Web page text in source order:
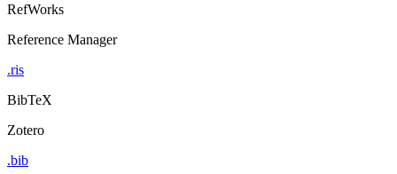
RefWorks
Reference Manager
.ris
BibTeX
Zotero
.bib